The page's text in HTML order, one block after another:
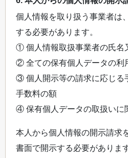
個人情報を取り扱う事業者は
する必要があります。
① 個人情報取扱事業者の氏名
② 全ての保有個人データの利
③ 個人開示等の請求に応じる
手数料の額
④ 保有個人データの取扱いに
本人から個人情報の開示請求
書面で開示する必要があります